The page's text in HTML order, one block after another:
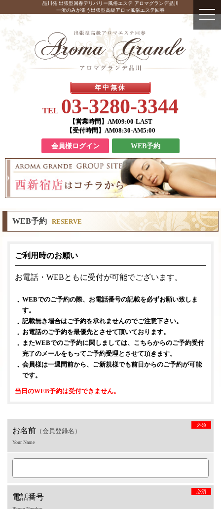
品川発 出張型回春デリバリー風俗エステ アロマグランデ品川
一流のみが集う出張型高級アロマ風俗エステ回春
年中無休
TEL 03-3280-3344
【営業時間】 AM09:00-LAST
【受付時間】 AM08:30-AM5:00
会員様ログイン WEB予約
WEB予約 RESERVE
ご利用時のお願い
お電話・WEBともに受付が可能でございます。
WEBでのご予約の際、お電話番号の記載を必ずお願い致しま
す。
記載無き場合はご予約を承れませんのでご注意下さい。
お電話のご予約を最優先とさせて頂いております。
またWEBでのご予約に関しましては、こちらからのご予約受付
完了のメールをもってご予約受理とさせて頂きます。
会員様は一週間前から、ご新規様でも前日からのご予約が可能
です。
当日のWEB予約は受付できません。
お名前 （会員登録名）
必須
Your Name
電話番号
必須